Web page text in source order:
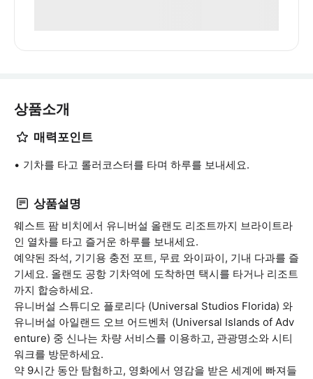
상품소개
매력포인트
기차를 타고 롤러코스터를 타며 하루를 보내세요.
상품설명
웨스트 팜 비치에서 유니버설 올랜도 리조트까지 브라이트라
인 열차를 타고 즐거운 하루를 보내세요.
예약된 좌석, 기기용 충전 포트, 무료 와이파이, 기내 다과를 즐
기세요. 올랜도 공항 기차역에 도착하면 택시를 타거나 리조트
까지 합승하세요.
유니버설 스튜디오 플로리다 (Universal Studios Florida) 와
유니버설 아일랜드 오브 어드벤처 (Universal Islands of Adv
enture) 중 신나는 차량 서비스를 이용하고, 관광명소와 시티
워크를 방문하세요.
약 9시간 동안 탐험하고, 영화에서 영감을 받은 세계에 빠져들